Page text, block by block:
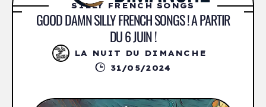
SILLY FRENCH SONGS
GOOD DAMN SILLY FRENCH SONGS ! A PARTIR
DU 6 JUIN !
LA NUIT DU DIMANCHE
31/05/2024